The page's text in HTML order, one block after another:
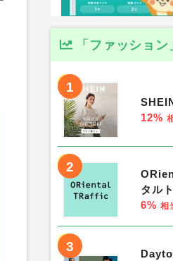
「ファッショ
1
12%
2
タル
6% 相
3